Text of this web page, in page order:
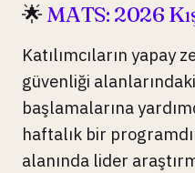
🌟MATS: 2026
Katılımcıların yapay
güvenliği
başlamalarına
haftalık bir
alanında lider